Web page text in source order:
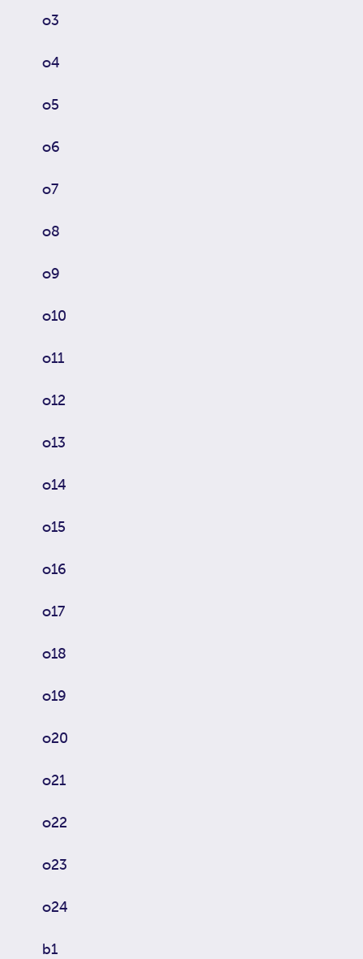
o3
o4
o5
o6
o7
o8
o9
o10
o11
o12
o13
o14
o15
o16
o17
o18
o19
o20
o21
o22
o23
o24
b1